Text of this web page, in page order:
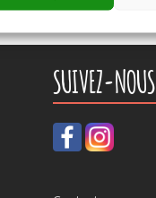
SUIVEZ-NOUS